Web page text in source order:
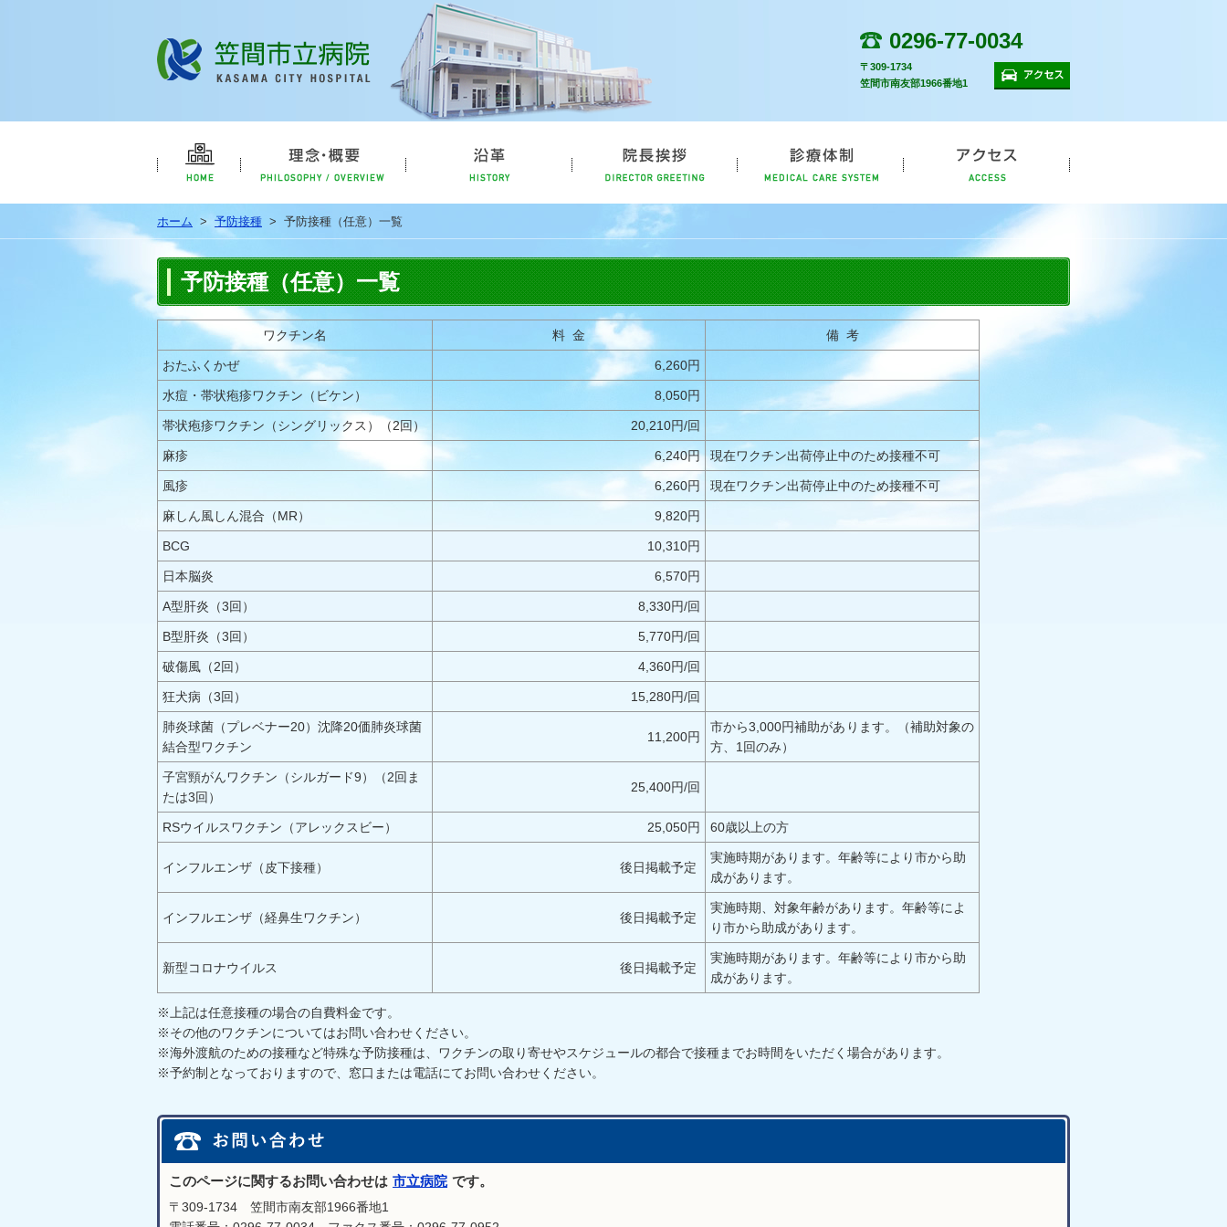
笠間市立病院公式ホームページ 0296-77-0034
〒309-1734
笠間市南友部1966番地1
ホーム > 予防接種 > 予防接種（任意）一覧
予防接種（任意）一覧
ワクチン名 料 金 備 考
おたふくかぜ 6,260円
水痘・帯状疱疹ワクチン（ビケン） 8,050円
帯状疱疹ワクチン（シングリックス）（2回） 20,210円/回
麻疹 6,240円 現在ワクチン出荷停止中のため接種不可
風疹 6,260円 現在ワクチン出荷停止中のため接種不可
麻しん風しん混合（MR） 9,820円
BCG 10,310円
日本脳炎 6,570円
A型肝炎（3回） 8,330円/回
B型肝炎（3回） 5,770円/回
破傷風（2回） 4,360円/回
狂犬病（3回） 15,280円/回
肺炎球菌（プレベナー20）沈降20価肺炎球菌
結合型ワクチン
11,200円
市から3,000円補助があります。（補助対象の
方、1回のみ）
子宮頸がんワクチン（シルガード9）（2回ま
たは3回）
25,400円/回
RSウイルスワクチン（アレックスビー） 25,050円 60歳以上の方
インフルエンザ（皮下接種） 後日掲載予定
実施時期があります。年齢等により市から助
成があります。
インフルエンザ（経鼻生ワクチン） 後日掲載予定
実施時期、対象年齢があります。年齢等によ
り市から助成があります。
新型コロナウイルス 後日掲載予定
実施時期があります。年齢等により市から助
成があります。
※上記は任意接種の場合の自費料金です。
※その他のワクチンについてはお問い合わせください。
※海外渡航のための接種など特殊な予防接種は、ワクチンの取り寄せやスケジュールの都合で接種までお時間をいただく場合があります。
※予約制となっておりますので、窓口または電話にてお問い合わせください。
このページに関するお問い合わせは 市立病院 です。
〒309-1734 笠間市南友部1966番地1